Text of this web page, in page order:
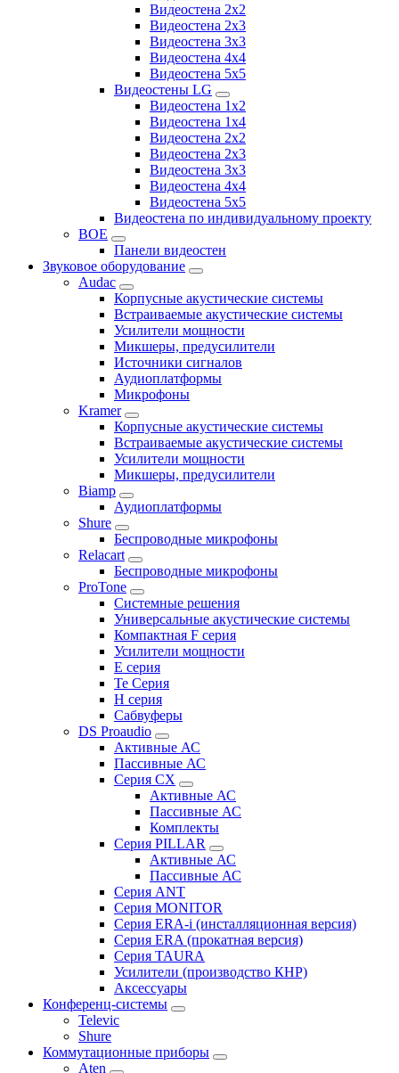
Видеостена 2x2
Видеостена 2х3
Видеостена 3x3
Видеостена 4x4
Видеостена 5x5
Видеостены LG
Видеостена 1x2
Видеостена 1x4
Видеостена 2x2
Видеостена 2x3
Видеостена 3x3
Видеостена 4x4
Видеостена 5x5
Видеостена по индивидуальному проекту
BOE
Панели видеостен
Звуковое оборудование
Audac
Корпусные акустические системы
Встраиваемые акустические системы
Усилители мощности
Микшеры, предусилители
Источники сигналов
Аудиоплатформы
Микрофоны
Kramer
Корпусные акустические системы
Встраиваемые акустические системы
Усилители мощности
Микшеры, предусилители
Biamp
Аудиоплатформы
Shure
Беспроводные микрофоны
Relacart
Беспроводные микрофоны
ProTone
Системные решения
Универсальные акустические системы
Компактная F серия
Усилители мощности
E серия
Te Серия
H серия
Сабвуферы
DS Proaudio
Активные АС
Пассивные АС
Серия CX
Активные АС
Пассивные АС
Комплекты
Серия PILLAR
Активные АС
Пассивные АС
Серия ANT
Серия MONITOR
Серия ERA-i (инсталляционная версия)
Серия ERA (прокатная версия)
Серия TAURA
Усилители (производство КНР)
Аксессуары
Конференц-системы
Televic
Shure
Коммутационные приборы
Aten